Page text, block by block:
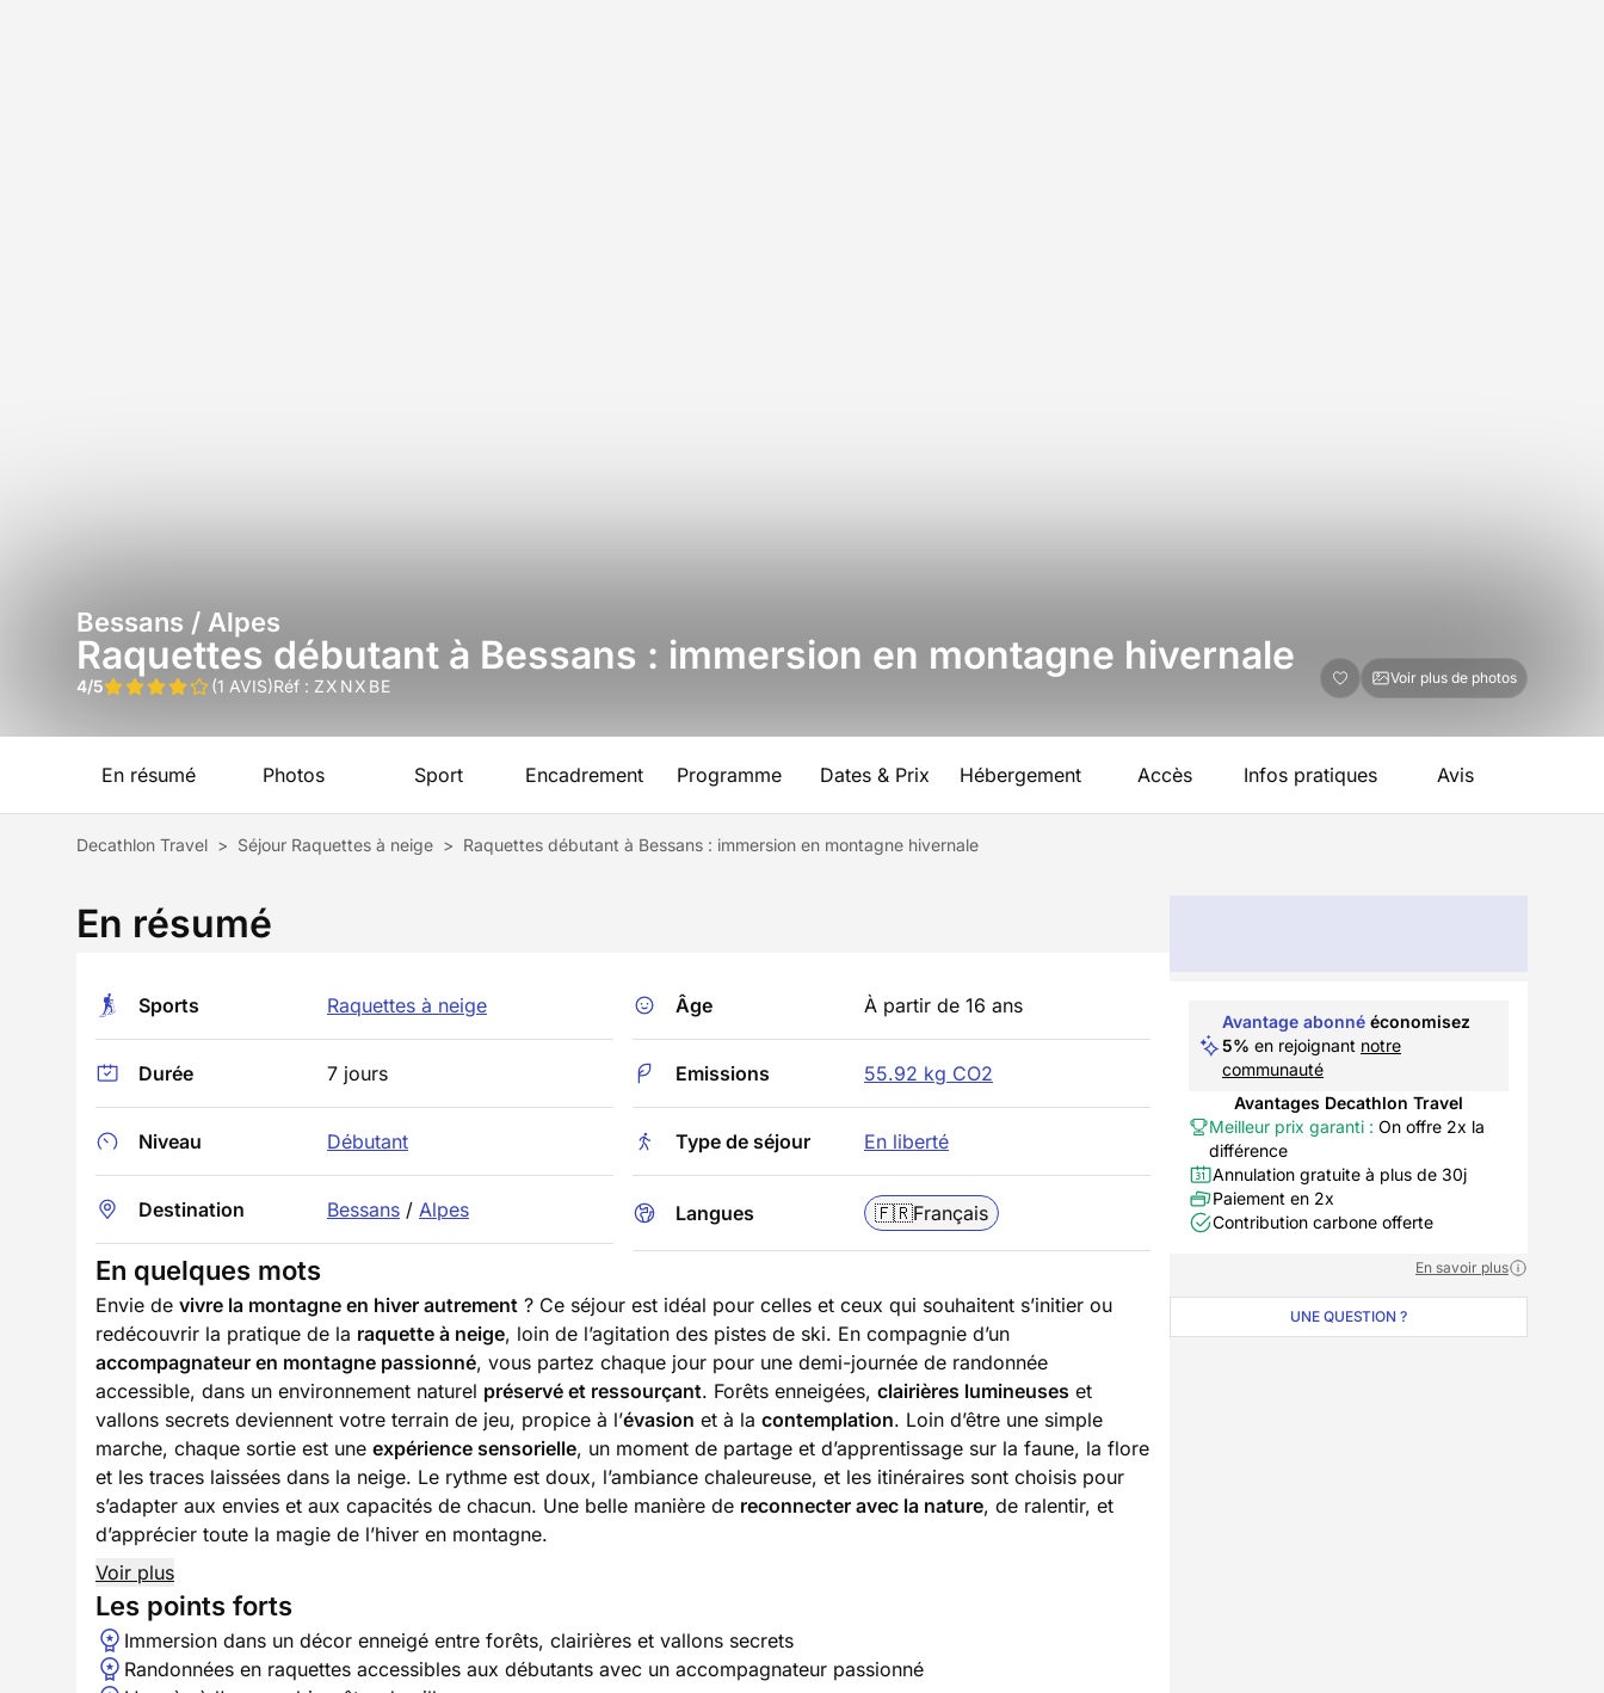
Bessans / Alpes
Raquettes débutant à Bessans : immersion en montagne hivernale
4/5 (1 AVIS)Réf : ZXNXBE Voir plus de photos
En résumé Photos Sport Encadrement Programme Dates & Prix Hébergement Accès Infos pratiques Avis
Decathlon Travel > Séjour Raquettes à neige > Raquettes débutant à Bessans : immersion en montagne hivernale
En résumé
Sports Raquettes à neige
Durée 7 jours
Niveau Débutant
Destination Bessans / Alpes
Âge À partir de 16 ans
Emissions 55.92 kg CO2
Type de séjour En liberté
Langues 🇫🇷Français
En quelques mots
Envie de vivre la montagne en hiver autrement ? Ce séjour est idéal pour celles et ceux qui souhaitent s’initier ou
redécouvrir la pratique de la raquette à neige, loin de l’agitation des pistes de ski. En compagnie d’un
accompagnateur en montagne passionné, vous partez chaque jour pour une demi-journée de randonnée
accessible, dans un environnement naturel préservé et ressourçant. Forêts enneigées, clairières lumineuses et
vallons secrets deviennent votre terrain de jeu, propice à l’évasion et à la contemplation. Loin d’être une simple
marche, chaque sortie est une expérience sensorielle, un moment de partage et d’apprentissage sur la faune, la flore
et les traces laissées dans la neige. Le rythme est doux, l’ambiance chaleureuse, et les itinéraires sont choisis pour
s’adapter aux envies et aux capacités de chacun. Une belle manière de reconnecter avec la nature, de ralentir, et
d’apprécier toute la magie de l’hiver en montagne.
Voir plus
Les points forts
Immersion dans un décor enneigé entre forêts, clairières et vallons secrets
Randonnées en raquettes accessibles aux débutants avec un accompagnateur passionné
Avantage abonné économisez
5% en rejoignant notre
communauté
Avantages Decathlon Travel
Meilleur prix garanti : On offre 2x la
différence
Annulation gratuite à plus de 30j
Paiement en 2x
Contribution carbone offerte
En savoir plus
UNE QUESTION ?